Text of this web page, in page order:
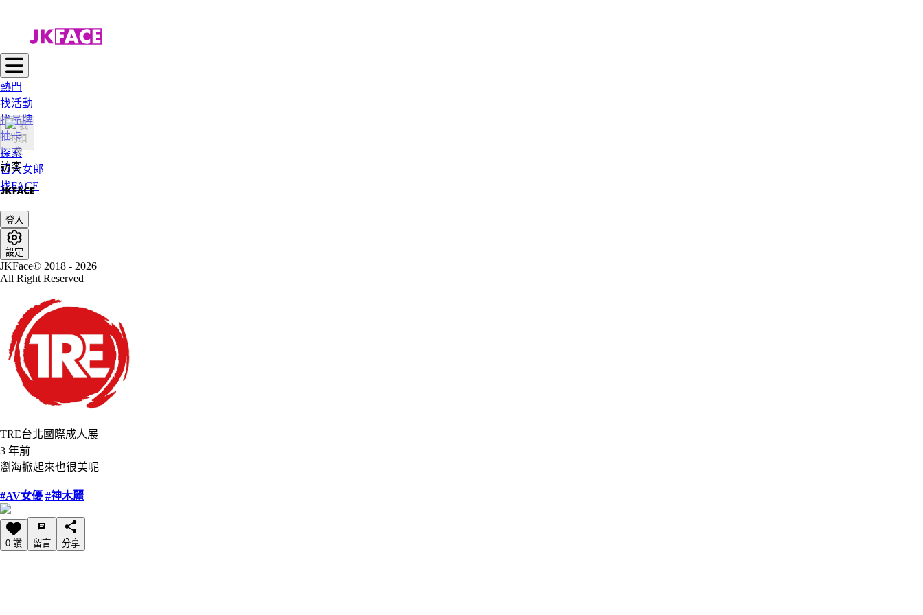
熱門
找活動
找品牌
抽卡
探索
百大女郎
找FACE
訪客
登入
設定
JKFace© 2018 - 2026
All Right Reserved
TRE台北國際成人展
3 年前
瀏海掀起來也很美呢
#AV女優 #神木麗
0 讚 留言 分享